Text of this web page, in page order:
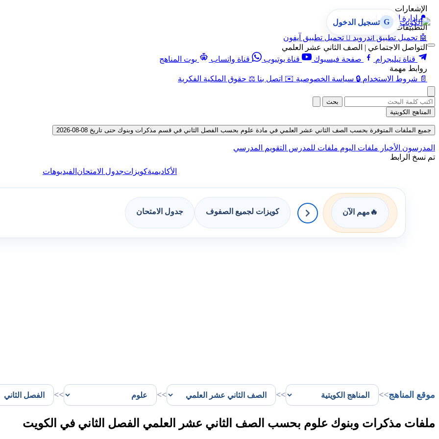
الإشعارات
🔔 إدارة الإشعارات
التطبيقات
🤖 تحميل تطبيق أندرويد  تحميل تطبيق آيفون
التواصل الاجتماعي | الصف الثاني عشر العلمي
قناة تيليجرام
صفحة فيسبوك قناة يوتيوب قناة واتساب
بوت المناهج
روابط مهمة
📄 شروط الاستخدام 🔒 سياسة الخصوصية ✉️ اتصل بنا ⚖️ حقوق الملكية الفكرية
G تسجيل الدخول
بحث
المناهج الكويتية
جميع الملفات المتوفرة بحسب الصف الثاني عشر العلمي في مادة علوم بحسب الفصل الثاني في قسم مذكرات وبنوك حتى تاريخ 08-08-2026
المدرسون الأخبار ملفات اليوم ملفات للمدرس التقويم المدرسي
تم نسخ الرابط
الأكاديميةكويزاتجدول الامتحان الفيديوهات
🔥 مهم الآن كويزات لجميع الصفوف جدول الامتحان
موقع المناهج>>
>>
>>
>>
ملفات مذكرات وبنوك علوم بحسب الصف الثاني عشر العلمي الفصل الثاني في الكويت